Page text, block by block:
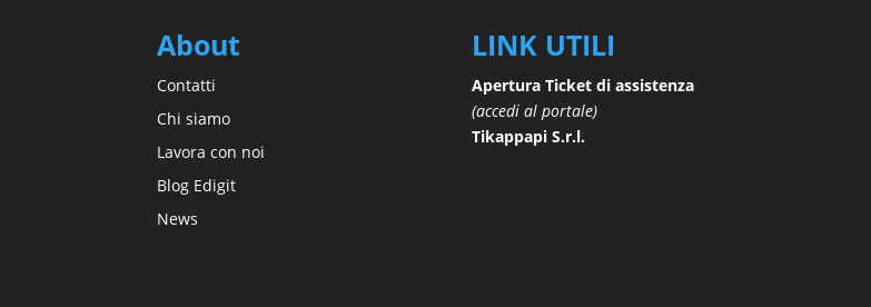
About
Contatti
Chi siamo
Lavora con noi
Blog Edigit
News
LINK UTILI
Apertura Ticket di assistenza
(accedi al portale)
Tikappapi S.r.l.